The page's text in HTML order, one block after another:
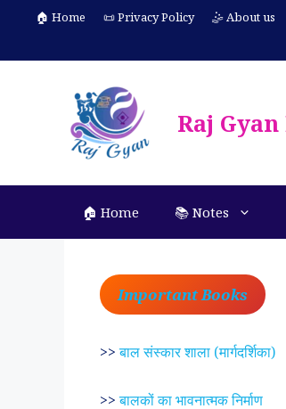
content
🏠 Home 📜 Privacy Policy 🤹 About us
Raj
🏠 Home 📚 Notes
Important Books
>>बाल संस्कार शाला (मार्गदर्शिका)
>>बालकों का भावनात्मक निर्माण